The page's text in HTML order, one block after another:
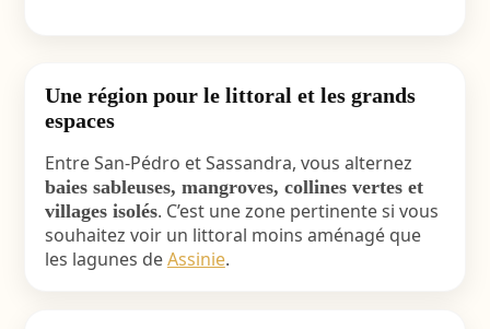
Une région pour le littoral et les grands
espaces
Entre San-Pédro et Sassandra, vous alternez
baies sableuses, mangroves, collines vertes et
villages isolés. C’est une zone pertinente si vous
souhaitez voir un littoral moins aménagé que
les lagunes deAssinie.